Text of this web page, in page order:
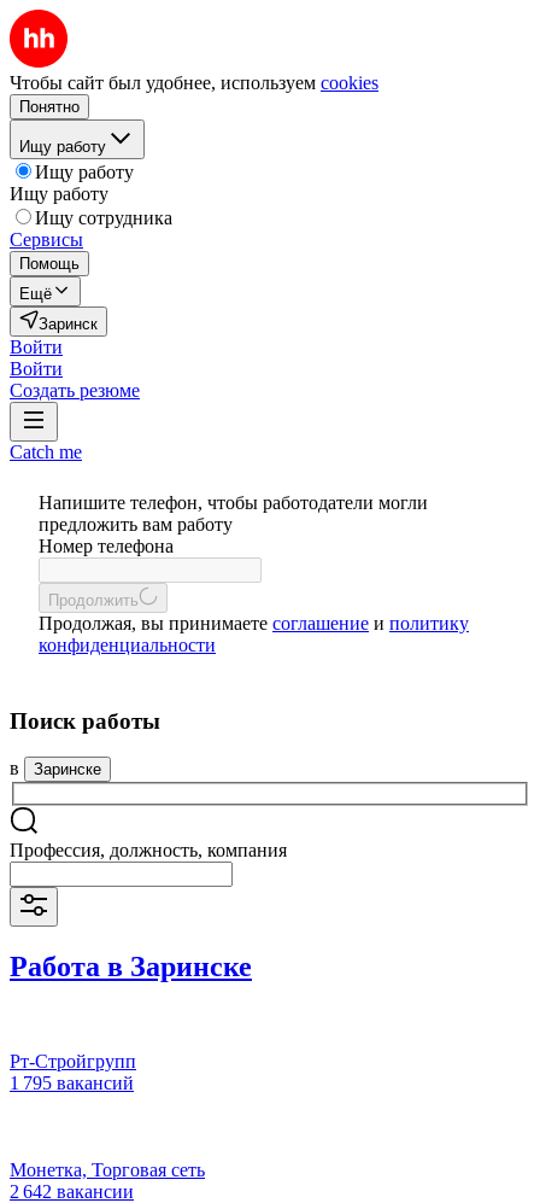
Чтобы сайт был удобнее, используем cookies
Понятно
Ищу работу
Ищу работу
Ищу работу
Ищу сотрудника
Сервисы
Помощь
Ещё
Заринск
Войти
Войти
Создать резюме
Catch me
Напишите телефон, чтобы работодатели могли
предложить вам работу
Номер телефона
Продолжить
Продолжая, вы принимаете соглашение и политику
конфиденциальности
Поиск работы
в Заринске
Профессия, должность, компания
Работа в Заринске
Рт-Стройгрупп
1 795 вакансий
Монетка, Торговая сеть
2 642 вакансии